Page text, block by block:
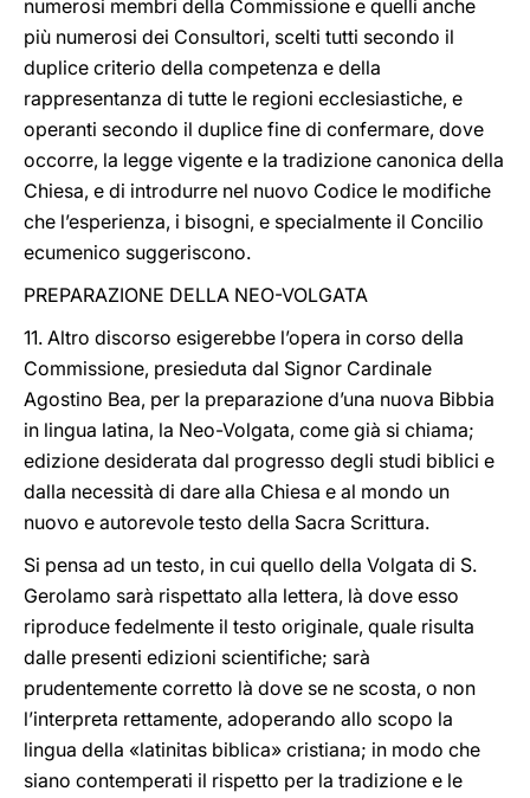
numerosi membri della Commissione e quelli anche
più numerosi dei Consultori, scelti tutti secondo il
duplice criterio della competenza e della
rappresentanza di tutte le regioni ecclesiastiche, e
operanti secondo il duplice fine di confermare, dove
occorre, la legge vigente e la tradizione canonica della
Chiesa, e di introdurre nel nuovo Codice le modifiche
che l’esperienza, i bisogni, e specialmente il Concilio
ecumenico suggeriscono.
PREPARAZIONE DELLA NEO-VOLGATA
11. Altro discorso esigerebbe l’opera in corso della
Commissione, presieduta dal Signor Cardinale
Agostino Bea, per la preparazione d’una nuova Bibbia
in lingua latina, la Neo-Volgata, come già si chiama;
edizione desiderata dal progresso degli studi biblici e
dalla necessità di dare alla Chiesa e al mondo un
nuovo e autorevole testo della Sacra Scrittura.
Si pensa ad un testo, in cui quello della Volgata di S.
Gerolamo sarà rispettato alla lettera, là dove esso
riproduce fedelmente il testo originale, quale risulta
dalle presenti edizioni scientifiche; sarà
prudentemente corretto là dove se ne scosta, o non
l’interpreta rettamente, adoperando allo scopo la
lingua della «latinitas biblica» cristiana; in modo che
siano contemperati il rispetto per la tradizione e le